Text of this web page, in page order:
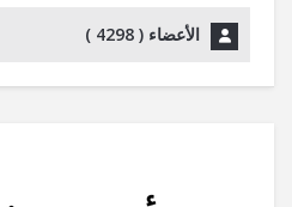
الأعضاء ( 4298
)